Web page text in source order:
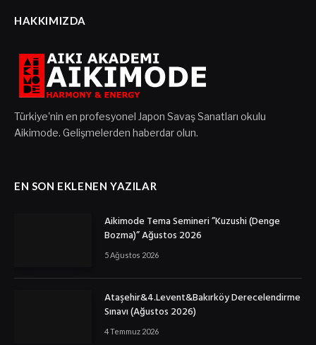
HAKKIMIZDA
Türkiye'nin en profesyonel Japon Savaş Sanatları okulu
Aikimode. Gelişmelerden haberdar olun.
EN SON EKLENEN YAZILAR
Aikimode Tema Semineri ”Kuzushi (Denge
Bozma)” Ağustos 2026
5 Ağustos 2026
Ataşehir&4.Levent&Bakırköy Derecelendirme
Sınavı (Ağustos 2026)
4 Temmuz 2026